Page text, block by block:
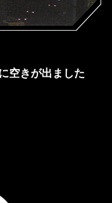
空きが出ました